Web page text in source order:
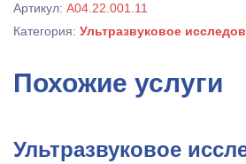
Артикул: А04.22.001.11
Категория: Ультразвуковое
Похожие услуги
Ультразвуковое